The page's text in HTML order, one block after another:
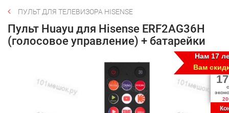
ПУЛЬТ ДЛЯ ТЕЛЕВИЗОРА HISENSE
Пульт Huayu для Hisense ERF2AG36H
(голосовое управление) + батарейки
Нам 17
Вам
17